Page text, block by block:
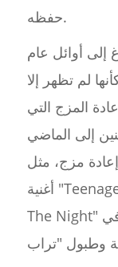
حفظه.
إلى أوائل عام
لم تظهر إلا
المزج التي
إلى الماضي
مزج، مثل
أغنية "Teenage Dream" لكاتي بيري أو أغنية "Stay
The Night" لزيد وهايلي ويليامز الغارقة في